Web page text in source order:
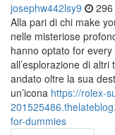
josephw442lsy9
Alla pari di chi make
nelle misteriose
hanno optato for
all’esplorazione di
andato oltre la sua
un’icona https://rolex-
for-dummies